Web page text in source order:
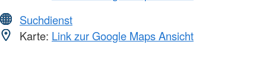
Suchdienst
Karte: Link zur Google Maps Ansicht